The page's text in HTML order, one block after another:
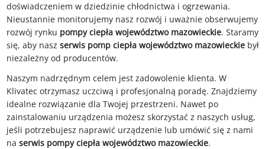
doświadczeniem w dziedzinie chłodnictwa i ogrzewania.
Nieustannie monitorujemy nasz rozwój i uważnie obserwujemy
rozwój rynku pompy ciepła województwo mazowieckie. Staramy
się, aby nasz serwis pomp ciepła województwo mazowieckiebył
niezależny od producentów.
Naszym nadrzędnym celem jest zadowolenie klienta. W
Klivatec otrzymasz uczciwą i profesjonalną poradę. Znajdziemy
idealne rozwiązanie dla Twojej przestrzeni. Nawet po
zainstalowaniu urządzenia możesz skorzystać z naszych usług,
jeśli potrzebujesz naprawić urządzenie lub umówić się z nami
na serwis pompy ciepła województwo mazowieckie.